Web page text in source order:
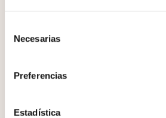
Necesarias
Preferencias
Estadística
mil texturas, mil
se trata de saber que cada
paquete, su propia
coger una galleta y parar a
tiene para ti, qué sabor tiene